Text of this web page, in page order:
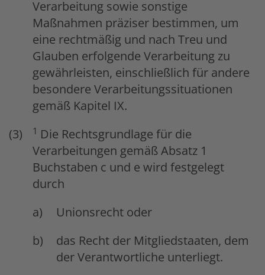
Verarbeitung sowie sonstige
Maßnahmen präziser bestimmen, um
eine rechtmäßig und nach Treu und
Glauben erfolgende Verarbeitung zu
gewährleisten, einschließlich für andere
besondere Verarbeitungssituationen
gemäß Kapitel IX.
1 Die Rechtsgrundlage für die
Verarbeitungen gemäß Absatz 1
Buchstaben c und e wird festgelegt
durch
Unionsrecht oder
das Recht der Mitgliedstaaten, dem
der Verantwortliche unterliegt.